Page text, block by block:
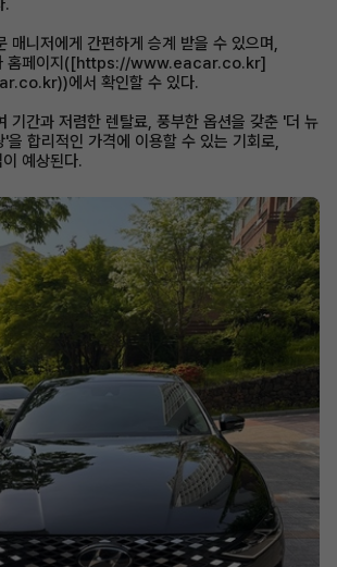
.
매니저에게 간편하게 승계 받을 수 있으며,
홈페이지([https://www.eacar.co.kr]
에서 확인할 수 있다.
기간과 저렴한 렌탈료, 풍부한 옵션을 갖춘 '더 뉴
합리적인 가격에 이용할 수 있는 기회로,
예상된다.